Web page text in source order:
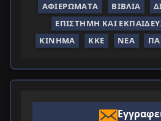
ΑΦΙΕΡΏΜΑΤΑ
ΒΙΒΛΊΑ
ΕΠΙΣΤΉΜΗ ΚΑΙ
ΚΊΝΗΜΑ
ΚΚΕ ΝΈΑ